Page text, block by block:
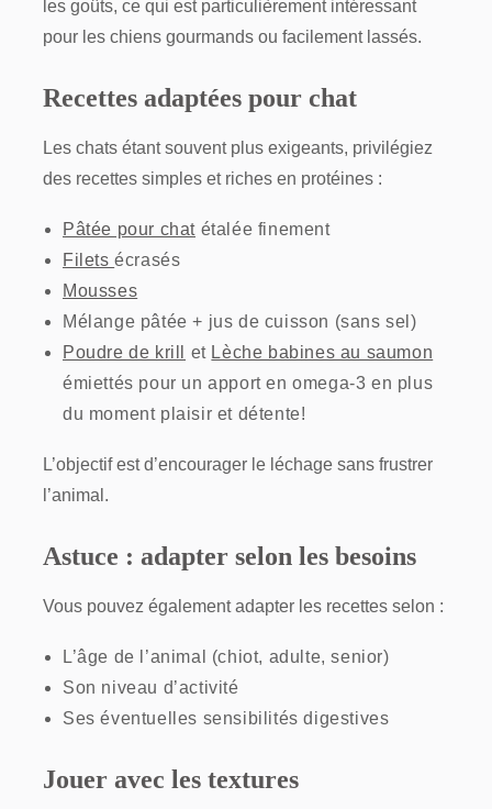
les goûts, ce qui est particulièrement intéressant
pour les chiens gourmands ou facilement lassés.
Recettes adaptées pour chat
Les chats étant souvent plus exigeants, privilégiez
des recettes simples et riches en protéines :
Pâtée pour chat étalée finement
Filetsécrasés
Mousses
Mélange pâtée + jus de cuisson (sans sel)
Poudre de krill
et Lèche babines au saumon
émiettés pour un apport en omega-3 en plus
du moment plaisir et détente!
L’objectif est d’encourager le léchage sans frustrer
l’animal.
Astuce : adapter selon les besoins
Vous pouvez également adapter les recettes selon :
L’âge de l’animal (chiot, adulte, senior)
Son niveau d’activité
Ses éventuelles sensibilités digestives
Jouer avec les textures